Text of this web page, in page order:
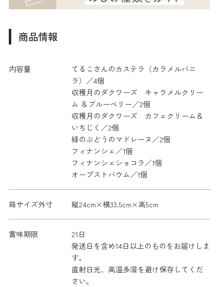
商品情報
内容量
てるこさんのカステラ（カラメルバニ
ラ）／4個
収穫月のダクワーズ キャラメルクリー
ム ＆ブルーベリー／2個
収穫月のダクワーズ カフェクリーム＆
いちじく／2個
緑のぶどうのマドレーヌ／2個
フィナンシェ／1個
フィナンシェショコラ／1個
オープストバウム／1個
箱サイズ外寸 縦24cm×横33.5cm×高5cm
賞味期限
21日
発送日を含め14日以上のものをお届けしま
す。
直射日光、高温多湿を避け保存してくだ
さい。